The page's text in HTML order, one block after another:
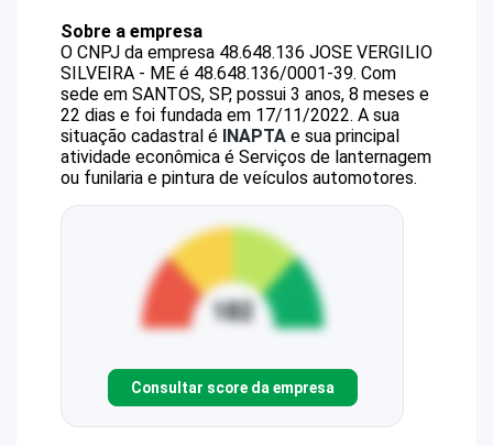
Sobre a empresa
O CNPJ da empresa 48.648.136 JOSE VERGILIO
SILVEIRA - ME é 48.648.136/0001-39. Com
sede em SANTOS, SP, possui 3 anos, 8 meses e
22 dias e foi fundada em 17/11/2022. A sua
situação cadastral é INAPTA e sua principal
atividade econômica é Serviços de lanternagem
ou funilaria e pintura de veículos automotores.
Consultar score da empresa